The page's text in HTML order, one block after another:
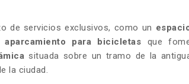
de servicios exclusivos, como un
aparcamiento para bicicletas que
situada sobre un tramo de la
la ciudad.